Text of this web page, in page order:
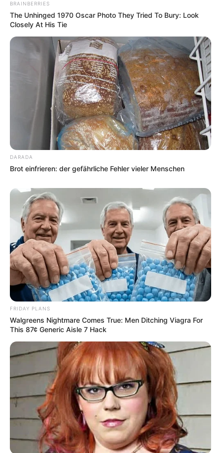
BRAINBERRIES
The Unhinged 1970 Oscar Photo They Tried To Bury: Look
Closely At His Tie
DARADA
Brot einfrieren: der gefährliche Fehler vieler Menschen
FRIDAY PLANS
Walgreens Nightmare Comes True: Men Ditching Viagra For
This 87¢ Generic Aisle 7 Hack